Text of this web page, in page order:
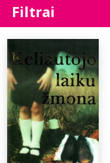
Filtrai